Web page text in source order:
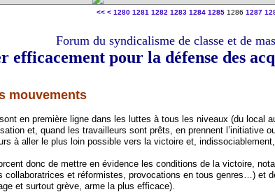
<< < 1200
1210
1220
1230
1240
1250
1260
1270
1280 1281 1282 1283 1284 1285 1286 1287
Forum du syndicalisme de classe et de
efficacement pour la défense des
mouvements
en première ligne dans les luttes à tous les niveaux (du local
et, quand les travailleurs sont prêts, en prennent l’initiative
à aller le plus loin possible vers la victoire et,
donc de mettre en évidence les conditions de la victoire,
collaboratrices et réformistes, provocations en tous genres…) et
et surtout grève, arme la plus efficace).